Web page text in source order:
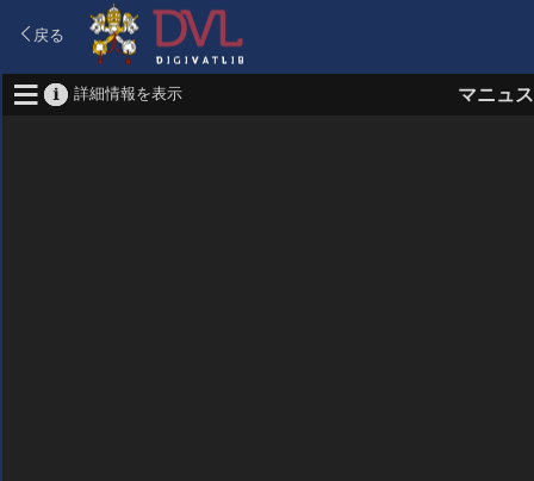
戻る
詳細情報を表示 マニュ